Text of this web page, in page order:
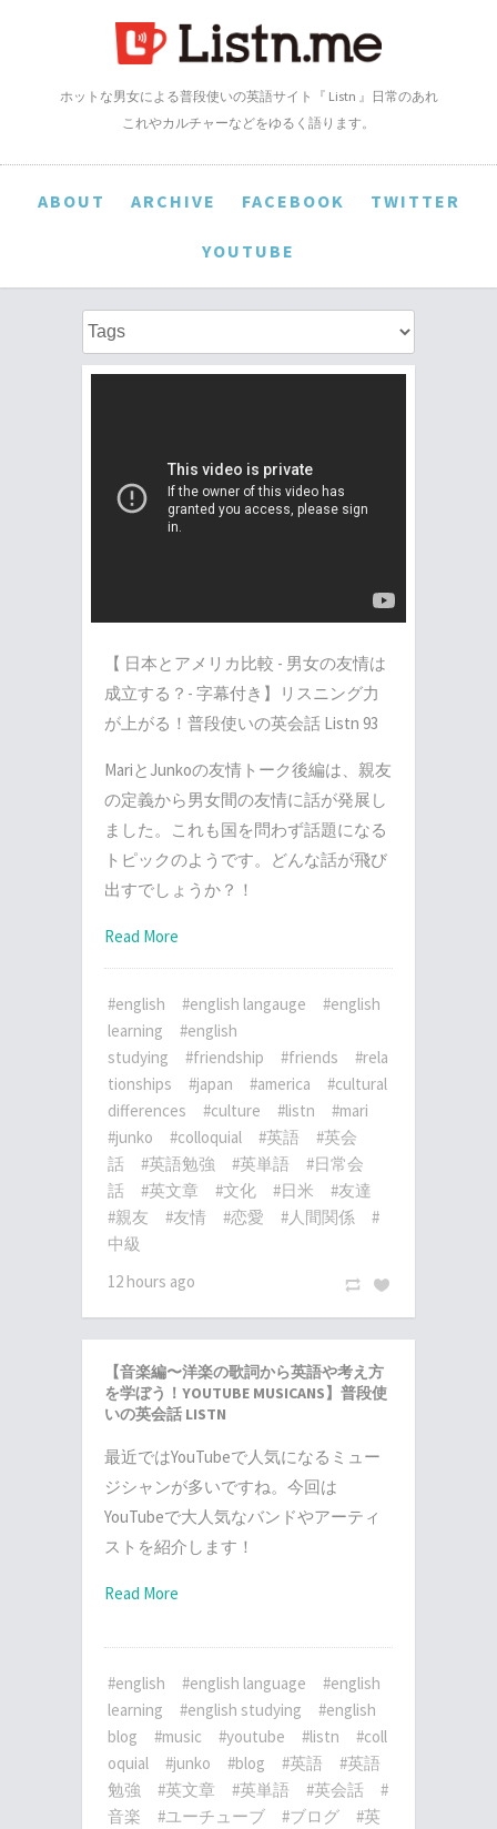
ホットな男女による普段使いの英語サイト『 Listn 』日常のあれ
これやカルチャーなどをゆるく語ります。
ABOUT ARCHIVE FACEBOOK TWITTER
YOUTUBE
【 日本とアメリカ比較 - 男女の友情は
成立する？- 字幕付き】リスニング力
が上がる！普段使いの英会話 Listn 93
MariとJunkoの友情トーク後編は、親友
の定義から男女間の友情に話が発展し
ました。これも国を問わず話題になる
トピックのようです。どんな話が飛び
出すでしょうか？！
Read More
#english #english langauge
#english
learning
#english
studying
#friendship #friends
#rela
tionships
#japan #america
#cultural
differences
#culture #listn
#mari
#junko
#colloquial #英語
#英会
話
#英語勉強 #英単語
#日常会
話
#英文章 #文化 #日米
#友達
#親友
#友情 #恋愛 #人間関係
#
中級
12 hours ago
【音楽編〜洋楽の歌詞から英語や考え方
を学ぼう！YOUTUBE MUSICANS】普段使
いの英会話 LISTN
最近ではYouTubeで人気になるミュー
ジシャンが多いですね。今回は
YouTubeで大人気なバンドやアーティ
ストを紹介します！
Read More
#english #english language
#english
learning
#english studying
#english
blog
#music #youtube #listn
#coll
oquial
#junko #blog #英語
#英語
勉強
#英文章 #英単語 #英会話
#
音楽
#ユーチューブ #ブログ
#英